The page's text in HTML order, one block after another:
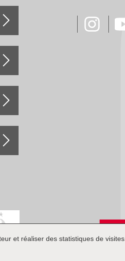
et réaliser des statistiques de visites.